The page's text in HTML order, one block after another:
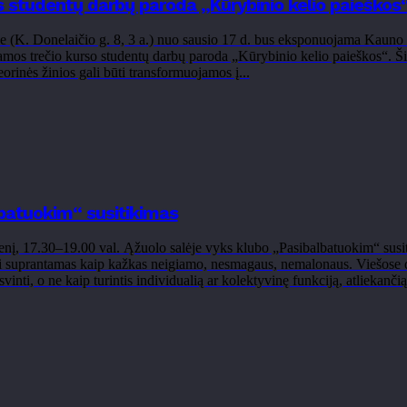
(K. Donelaičio g. 8, 3 a.) nuo sausio 17 d. bus eksponuojama
trečio kurso studentų darbų paroda „Kūrybinio kelio paieškos“.
žinios gali būti transformuojamos į...
susitikimas
17.30–19.00 val. Ąžuolo salėje vyks klubo „Pasibalbatuokim“
suprantamas kaip kažkas neigiamo, nesmagaus, nemalonaus.
o ne kaip turintis individualią ar kolektyvinę funkciją,